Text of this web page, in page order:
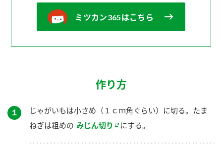
ミツカン365はこちら
作り方
１
じゃがいもは小さめ（１ｃｍ角ぐらい）に切る。たま
ねぎは粗めの みじん切り にする。